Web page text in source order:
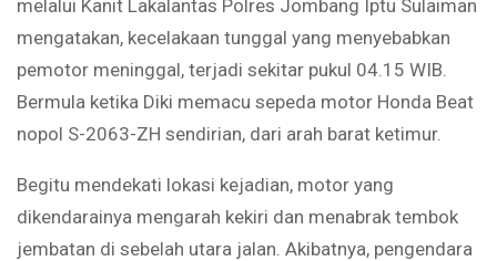
melalui Kanit Lakalantas Polres Jombang Iptu Sulaiman
mengatakan, kecelakaan tunggal yang menyebabkan
pemotor meninggal, terjadi sekitar pukul 04.15 WIB.
Bermula ketika Diki memacu sepeda motor Honda Beat
nopol S-2063-ZH sendirian, dari arah barat ketimur.
Begitu mendekati lokasi kejadian, motor yang
dikendarainya mengarah kekiri dan menabrak tembok
jembatan di sebelah utara jalan. Akibatnya, pengendara